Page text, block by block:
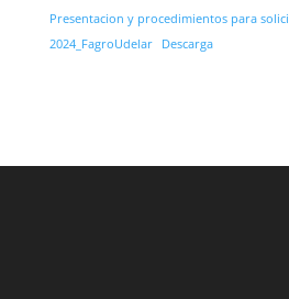
Presentacion y procedimientos para
2024_FagroUdelar
Descarga